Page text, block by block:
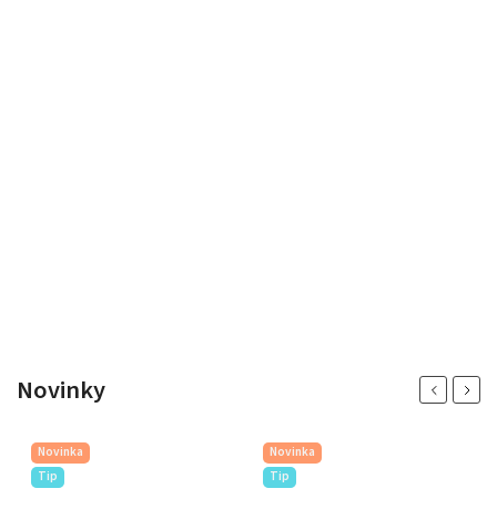
Novinky Previous
Novinka
Tip
Novinka
Tip
Next